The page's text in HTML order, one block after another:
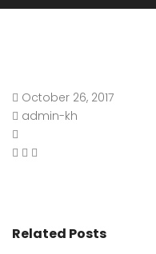
October 26, 2017
admin-kh
Related Posts